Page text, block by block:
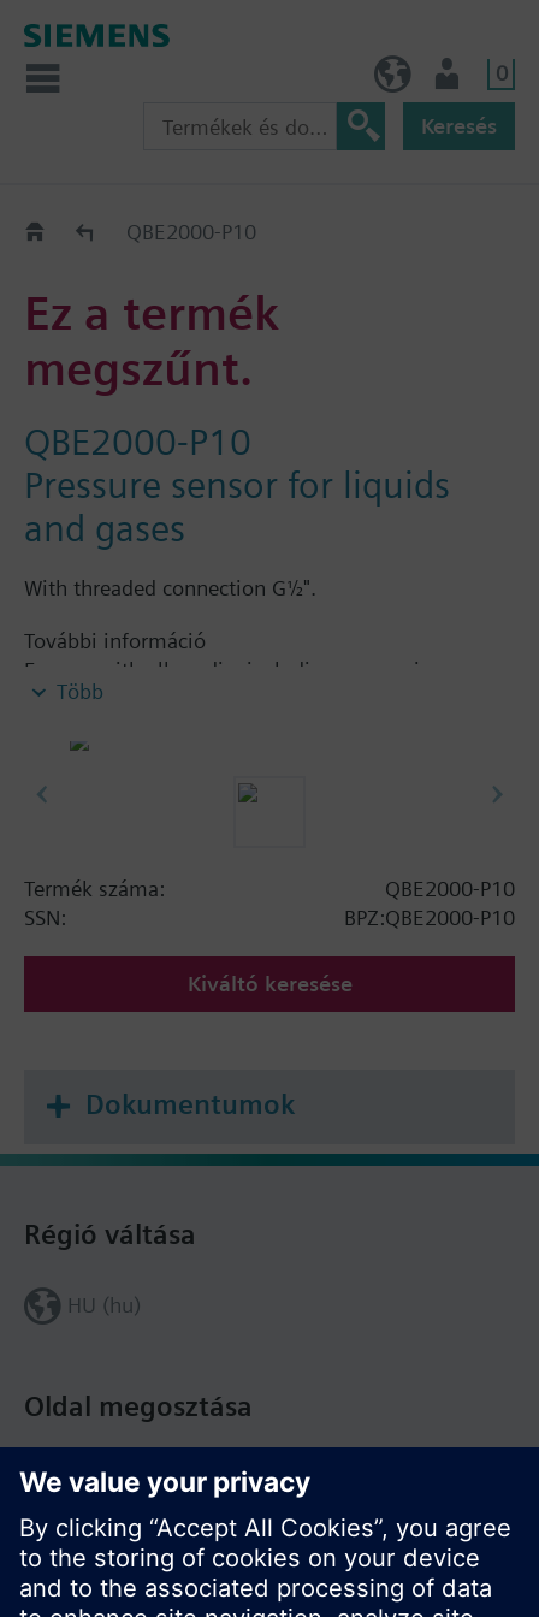
0
Keresés
Régi-Új Kiváltási segédlet
QBE2000-P10
Ez a termék
megszűnt.
QBE2000-P10
Pressure sensor for liquids
and gases
With threaded connection G½".
További információ
For use with all media, including ammonia.
Több
Termék száma:
QBE2000-P10
SSN:
BPZ:QBE2000-P10
Kiváltó keresése
Dokumentumok
Oldal megosztása
Régió váltása
HU (hu)